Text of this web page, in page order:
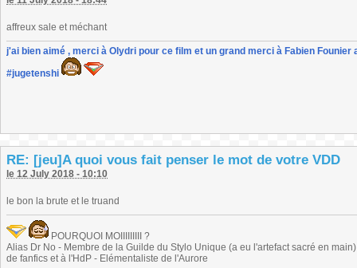
affreux sale et méchant
j'ai bien aimé , merci à Olydri pour ce film et un grand merci à Fabien
#jugetenshi
RE: [jeu]A quoi vous fait penser le mot de votre VDD
le 12 July 2018 - 10:10
le bon la brute et le truand
POURQUOI MOIIIIIIIII ?
Alias Dr No - Membre de la Guilde du Stylo Unique (a eu l'artefact sacré en
de fanfics et à l'HdP - Elémentaliste de l'Aurore